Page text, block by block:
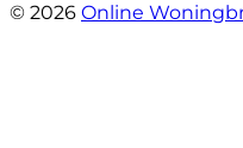
© 2026 Online